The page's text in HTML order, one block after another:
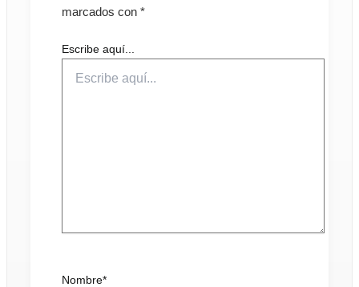
marcados con *
Escribe aquí...
Nombre*